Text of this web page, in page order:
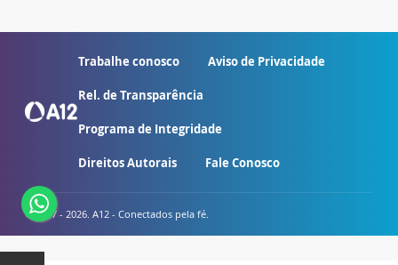
Trabalhe conosco Aviso de Privacidade
Rel. de Transparência
Programa de Integridade
Direitos Autorais Fale Conosco
© 2007 - 2026. A12 - Conectados pela fé.